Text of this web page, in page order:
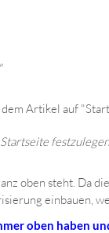
Artikel auf
festzulegen
oben steht. Da
einbauen,
oben haben